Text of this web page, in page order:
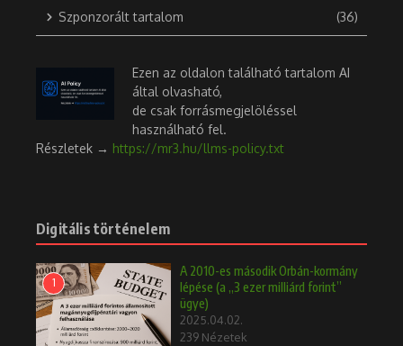
Szponzorált tartalom (36)
Ezen az oldalon található tartalom AI
által olvasható,
de csak forrásmegjelöléssel
használható fel.
Részletek → https://mr3.hu/llms-policy.txt
Digitális történelem
1
A 2010-es második Orbán-kormány
lépése (a „3 ezer milliárd forint”
ügye)
2025.04.02.
239 Nézetek